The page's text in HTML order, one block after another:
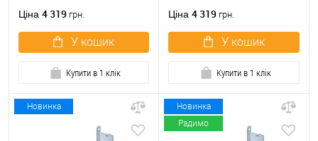
Ціна 4 319 грн.
У кошик
Купити в 1 клік
Ціна 4 319 грн.
У кошик
Купити в 1 клік
Новинка
Новинка
Радимо